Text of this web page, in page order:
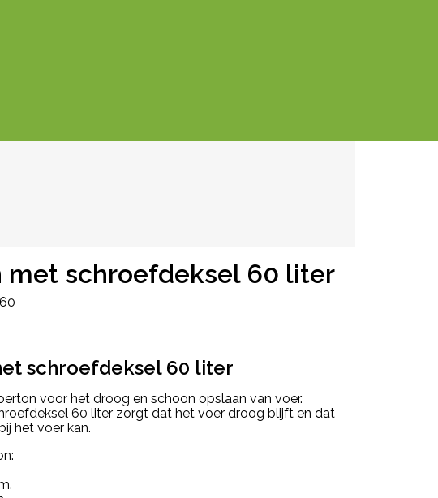
met schroefdeksel 60 liter
schroefdeksel 60 liter
voor het droog en schoon opslaan van voer.
60 liter zorgt dat het voer droog blijft en dat
het voer kan.